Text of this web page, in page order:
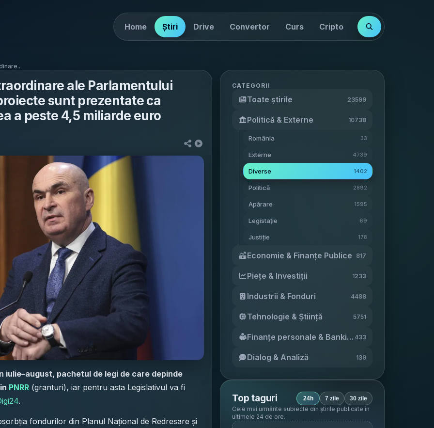
Home Știri Drive Convertor Curs Cripto Cotații
ale Parlamentului
sunt prezentate ca
a peste 4,5 miliarde euro
iulie–august, pachetul de legi de care depinde
PNRR (granturi), iar pentru asta Legislativul va fi
.
fondurilor din Planul Național de Redresare și
CATEGORII
Toate știrile 23599
Politică & Externe 10738
România 33
Externe 4739
Diverse 1402
Politică 2892
Apărare 1595
Legistație 69
Justiție 178
Economie & Finanțe Publice 817
Piețe & Investiții 1233
Industrii & Fonduri 4488
Tehnologie & Știință 5751
Finanțe personale & Banking 433
Dialog & Analiză 139
Top taguri 24h 7 zile 30 zile
Cele mai urmărite subiecte din știrile publicate în
ultimele 24 de ore.